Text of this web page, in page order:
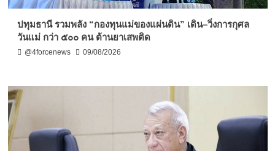
ปทุมธานี รวมพลัง “กองทุนแม่ของแผ่นดิน” เดิน–วิ่งการกุศล
วันแม่ กว่า ๕๐๐ คน ต้านยาเสพติด
@4forcenews 09/08/2026